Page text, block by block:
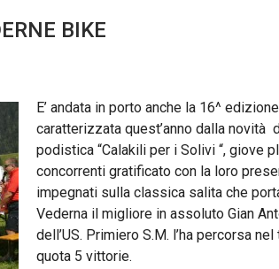
BIKE
E’ andata in porto anche la 16^
caratterizzata quest’anno dalla novità
podistica “Calakili per i Solivi “, giove
concorrenti gratificato con la loro
impegnati sulla classica salita che
Vederna il migliore in assoluto Gian
dell’US. Primiero S.M. l’ha percorsa
quota 5 vittorie.